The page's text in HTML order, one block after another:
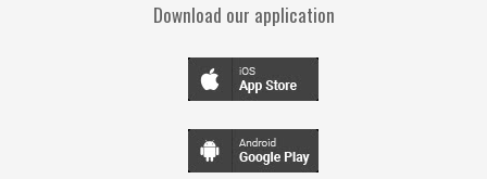
Download our application